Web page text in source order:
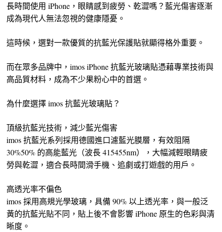
長時間使用 iPhone，眼睛感到疲勞、乾澀嗎？藍光傷害逐漸
成為現代人無法忽視的健康隱憂。
這時候，選對一款優質的抗藍光保護貼就顯得格外重要。
而在眾多品牌中，imos iPhone 抗藍光玻璃貼憑藉專業技術與
高品質材料，成為不少果粉心中的首選。
為什麼選擇 imos 抗藍光玻璃貼？
頂級抗藍光技術，減少藍光傷害
imos 抗藍光系列採用德國進口濾藍光膜層，有效阻隔
30%50% 的高能藍光（波長 415455nm），大幅減輕眼睛疲
勞與乾澀，適合長時間滑手機、追劇或打遊戲的用戶。
高透光率不偏色
imos 採用高規光學玻璃，具備 90% 以上透光率，與一般泛
黃的抗藍光貼不同，貼上後不會影響 iPhone 原生的色彩與清
晰度。